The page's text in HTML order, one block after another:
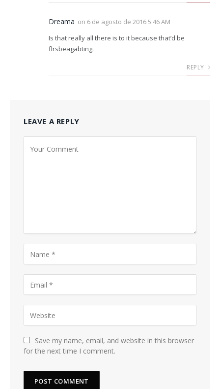
Dreama on 6 de agosto de 2016 5:46 AM
Is that really all there is to it because that’d be
flrsbeagabting.
REPLY
LEAVE A REPLY
Save my name, email, and website in this browser
for the next time I comment.